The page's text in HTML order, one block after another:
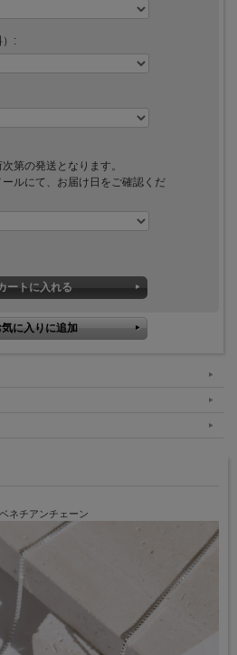
:
第の発送となります。
ルにて、お届け日をご確認くだ
ネチアンチェーン